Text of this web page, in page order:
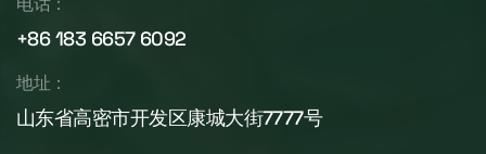
+86 183 6657 6092
地址：
山东省高密市开发区康城大街7777号